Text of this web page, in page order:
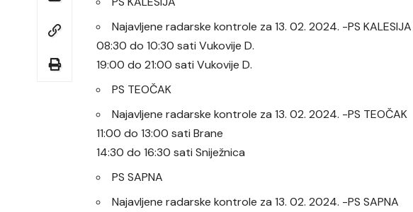
Najavljene radarske kontrole za 13. 02. 2024. -PS KALESIJA
08:30 do 10:30 sati Vukovije D.
19:00 do 21:00 sati Vukovije D.
PS TEOČAK
Najavljene radarske kontrole za 13. 02. 2024. -PS TEOČAK
11:00 do 13:00 sati Brane
14:30 do 16:30 sati Sniježnica
PS SAPNA
Najavljene radarske kontrole za 13. 02. 2024. -PS SAPNA